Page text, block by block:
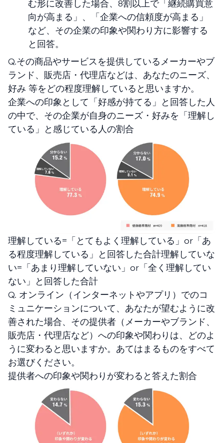
む形に改善した場合、8割以上で「継続購買意
向が高まる」、「企業への信頼度が高まる」
など、その企業の印象や関わり方に影響する
と回答。
Q.その商品やサービスを提供しているメーカーやブ
ランド、販売店・代理店などは、あなたのニーズ、
好み 等をどの程度理解していると思いますか。
企業への印象として「好感が持てる」と回答した人
の中で、その企業が自身のニーズ・好みを「理解し
ている」と感じている人の割合
理解している=「とてもよく理解している」or「あ
る程度理解している」と回答した合計理解していな
い=「あまり理解していない」or「全く理解してい
ない」と回答した合計
Q. オンライン（インターネットやアプリ）でのコ
ミュニケーションについて、あなたが望むように改
善された場合、その提供者（メーカーやブランド、
販売店・代理店など）への印象や関わりは、どのよ
うに変わると思いますか。あてはまるものをすべて
お選びください。
提供者への印象や関わりが変わると答えた割合